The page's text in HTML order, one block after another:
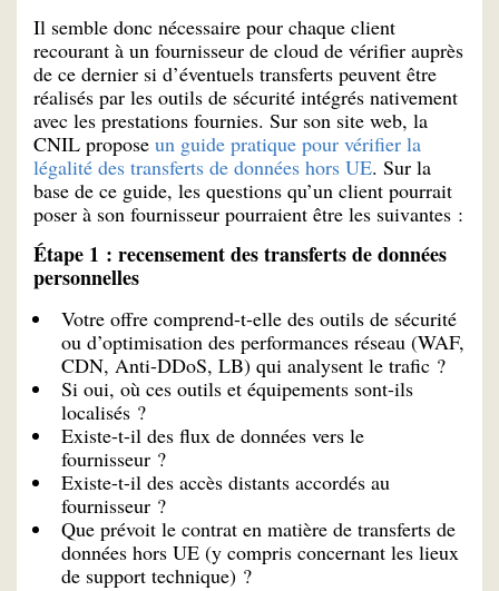
Il semble donc nécessaire pour chaque client
recourant à un fournisseur de cloud de vérifier auprès
de ce dernier si d’éventuels transferts peuvent être
réalisés par les outils de sécurité intégrés nativement
avec les prestations fournies. Sur son site web, la
CNIL propose un guide pratique pour vérifier la
légalité des transferts de données hors UE. Sur la
base de ce guide, les questions qu’un client pourrait
poser à son fournisseur pourraient être les suivantes :
Étape 1 : recensement des transferts de données
personnelles
Votre offre comprend-t-elle des outils de sécurité
ou d’optimisation des performances réseau (WAF,
CDN, Anti-DDoS, LB) qui analysent le trafic ?
Si oui, où ces outils et équipements sont-ils
localisés ?
Existe-t-il des flux de données vers le
fournisseur ?
Existe-t-il des accès distants accordés au
fournisseur ?
Que prévoit le contrat en matière de transferts de
données hors UE (y compris concernant les lieux
de support technique) ?